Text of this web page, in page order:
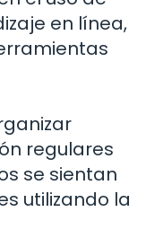
en línea,
regulares
se sientan
utilizando la